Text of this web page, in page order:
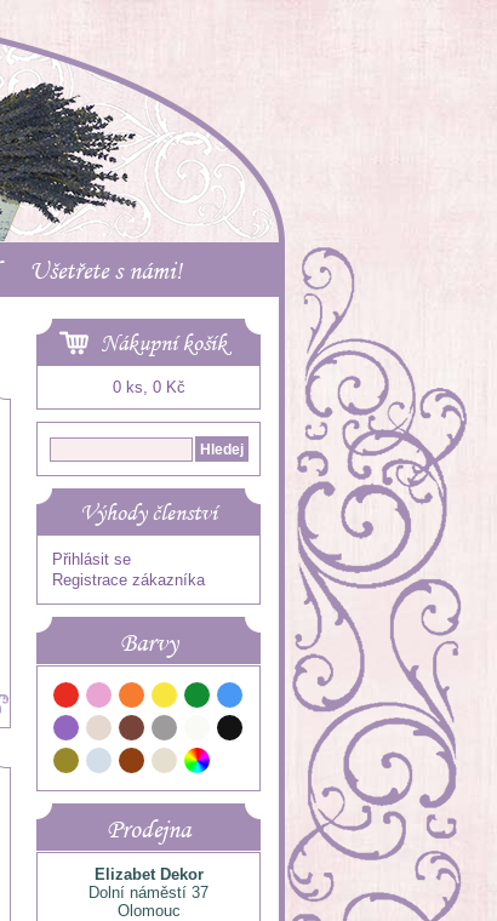
Ušetřete s námi!
Nákupní košík
0 ks, 0 Kč
Výhody členství
Přihlásit se
Registrace zákazníka
Barvy
Prodejna
Elizabet Dekor
Dolní náměstí 37
Olomouc